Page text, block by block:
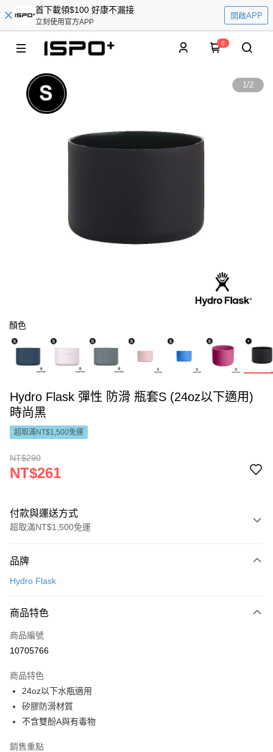
首下載領$100 好康不漏接
立刻使用官方APP
開啟APP
0
1/2
顏色
Hydro Flask 彈性 防滑 瓶套S (24oz以下適用)
時尚黑
超取滿NT$1,500免運
NT$290
NT$261
付款與運送方式
超取滿NT$1,500免運
信用卡一次付款
Apple Pay
悠遊付
7-11取貨(快速到店)
每筆NT$100，滿NT$1,500(含以上)免運費
宅配-本島
每筆NT$100，滿NT$1,500(含以上)免運費
品牌
Hydro Flask
商品特色
商品編號
10705766
商品特色
24oz以下水瓶適用
矽膠防滑材質
不含雙酚A與有毒物
銷售重點